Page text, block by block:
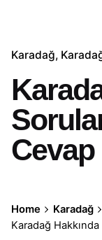
Karadağ
Cevap
Home
Karadağ
Karadağ